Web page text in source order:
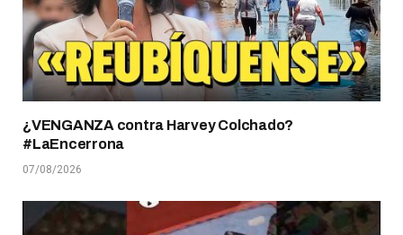
¿VENGANZA contra Harvey Colchado?
#LaEncerrona
07/08/2026